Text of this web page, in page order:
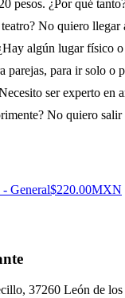
pesos. ¿Por qué
No quiero llegar
algún lugar físico
parejas, para ir solo o
ser experto en
No quiero
General$220.00MXN
37260 León de